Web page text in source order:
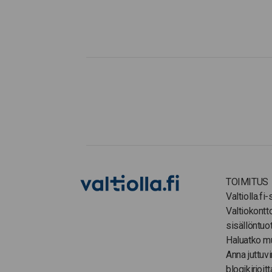
TOIMITUS
Valtiolla.fi-
Haluatko
Anna